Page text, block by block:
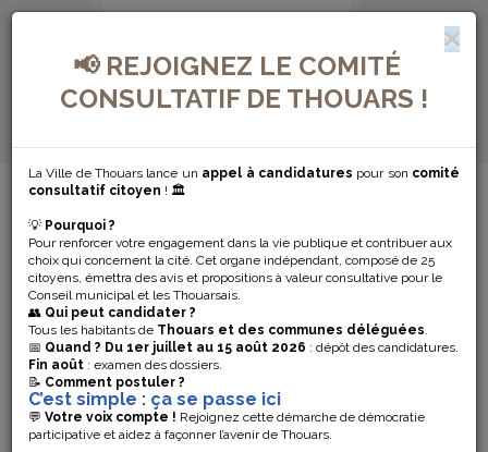
📢 REJOIGNEZ LE COMITÉ
CONSULTATIF DE THOUARS !
La Ville de Thouars lance un appel à candidatures pour son comité
consultatif citoyen ! 🏛️
💡 Pourquoi ?
Pour renforcer votre engagement dans la vie publique et contribuer aux
choix qui concernent la cité. Cet organe indépendant, composé de 25
citoyens, émettra des avis et propositions à valeur consultative pour le
Conseil municipal et les Thouarsais.
👥 Qui peut candidater ?
Tous les habitants de Thouars et des communes déléguées.
📅 Quand ? Du 1er juillet au 15 août 2026 : dépôt des candidatures.
Fin août : examen des dossiers.
📝 Comment postuler ?
C’est simple : ça se passe ici
💬 Votre voix compte ! Rejoignez cette démarche de démocratie
participative et aidez à façonner l’avenir de Thouars.
MENU DE NAVIGATION...
PASSAGE DE LA
BALAYEUSE –
MAIRIE DE
SAINTE
RADEGONDE